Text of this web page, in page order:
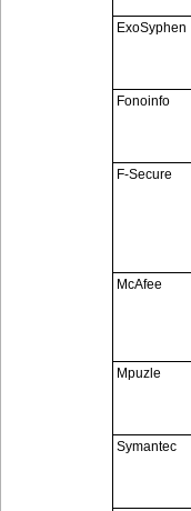
ExoSyphen
Fonoinfo
F-Secure
McAfee
Mpuzle
Symantec